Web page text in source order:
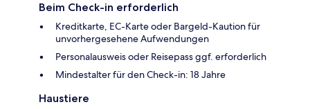
Beim Check-in erforderlich
Kreditkarte, EC-Karte oder Bargeld-Kaution für
unvorhergesehene Aufwendungen
Personalausweis oder Reisepass ggf. erforderlich
Mindestalter für den Check-in: 18 Jahre
Haustiere